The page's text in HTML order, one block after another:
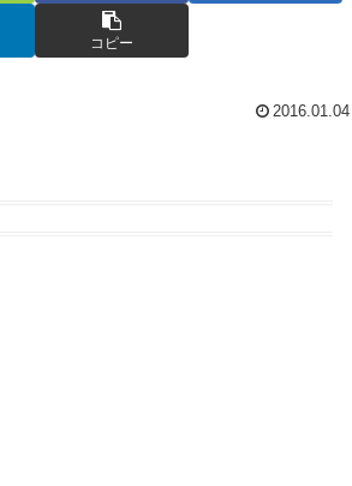
コピー
2016.01.04